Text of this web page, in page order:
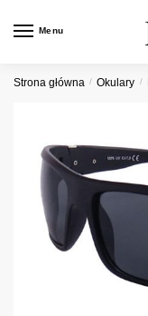
Menu
Strona główna / Okulary /